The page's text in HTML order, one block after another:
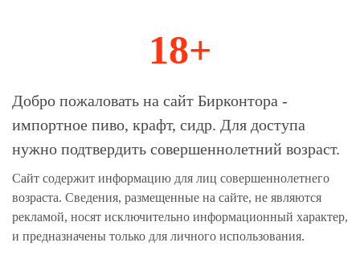
Магазин-Склад импортного пива, крафта и
Главная Пиво импортное
Пиво Бун Гёз Ват 92 / Boon Geuze Vat
92 0.375 - стекло
18+
Добро пожаловать на сайт Бирконтора -
импортное пиво, крафт, сидр. Для доступа
нужно подтвердить совершеннолетний возраст.
Сайт содержит информацию для лиц совершеннолетнего
возраста. Сведения, размещенные на сайте, не являются
рекламой, носят исключительно информационный характер,
и предназначены только для личного использования.